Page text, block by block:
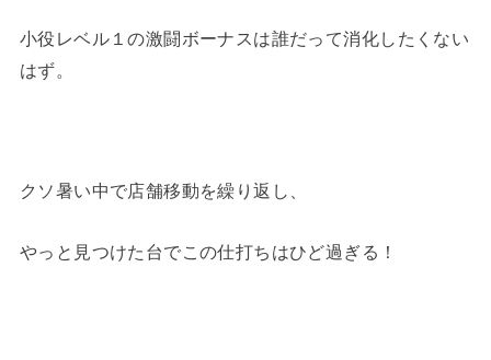
小役レベル１の激闘ボーナスは誰だって消化したくない
はず。
クソ暑い中で店舗移動を繰り返し、
やっと見つけた台でこの仕打ちはひど過ぎる！